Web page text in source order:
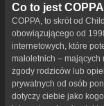
Co to jest
COPPA, to skrót od
obowiązującego od
internetowych, które
małoletnich –
zgody rodziców lub
prywatnych od osób
dotyczy ciebie jako